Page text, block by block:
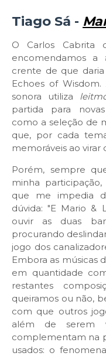
Tiago Sá -
O Carlos Cabrita
encomendamos a
crente de que
Echoes of
sonora utiliza
partida para
como a seleção de
que, por cada
memoráveis ao virar
Porém, sempre
minha
que me impedia
dúvida: "E Mario &
ouvir as duas
procurando
jogo dos
Embora as músicas
em quantidade
restantes
queiramos ou não,
com que outros
além de serem
complementam na
usados: o